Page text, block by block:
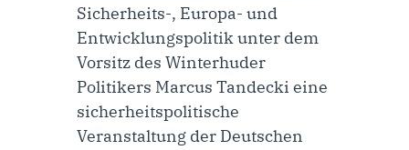
Sicherheits-, Europa- und
Entwicklungspolitik unter dem
Vorsitz des Winterhuder
Politikers Marcus Tandecki eine
sicherheitspolitische
Veranstaltung der Deutschen